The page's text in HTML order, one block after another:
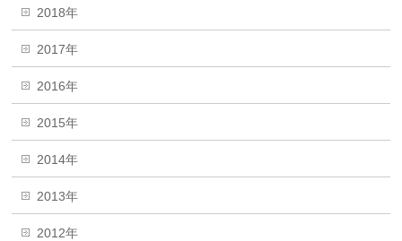
2018年
2017年
2016年
2015年
2014年
2013年
2012年